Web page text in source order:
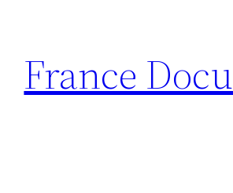
contenu
France Docu